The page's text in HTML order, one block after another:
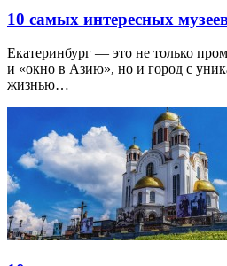
10 самых интересных
Екатеринбург — это не только
и «окно в Азию», но и город с
жизнью…